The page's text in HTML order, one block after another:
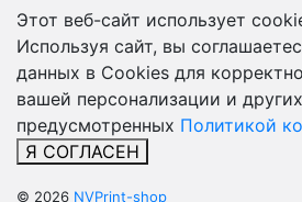
Этот веб-сайт использует
Используя сайт, вы
данных в Cookies для
вашей персонализации и
предусмотренных Политикой
Я СОГЛАСЕН
© 2026 NVPrint-shop